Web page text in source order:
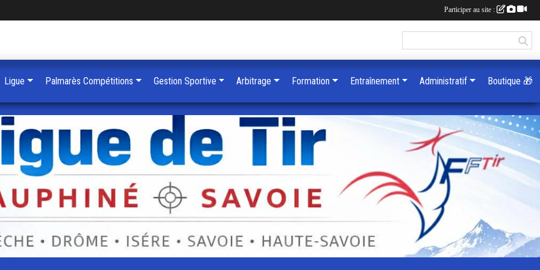
Ligue Palmarès Compétitions Gestion Sportive Arbitrage Formation Entraînement Administratif Boutique 🎁
Participer au site :